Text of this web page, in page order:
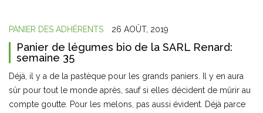
PANIER DES ADHÉRENTS 26 AOÛT, 2019
Panier de légumes bio de la SARL Renard:
semaine 35
Déjà, il y a de la pastèque pour les grands paniers. Il y en aura
sûr pour tout le monde après, sauf si elles décident de mûrir au
compte goutte. Pour les melons, pas aussi évident. Déjà parce